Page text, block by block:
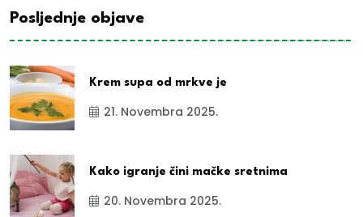
Posljednje objave
Krem supa od mrkve je
21. Novembra 2025.
Kako igranje čini mačke sretnima
20. Novembra 2025.